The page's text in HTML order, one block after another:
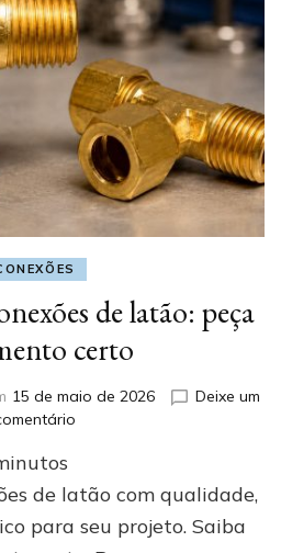
de latão: peça
certo
15 de maio de 2026
Deixe um
conexões
latão:
de latão com qualidade,
para seu projeto. Saiba